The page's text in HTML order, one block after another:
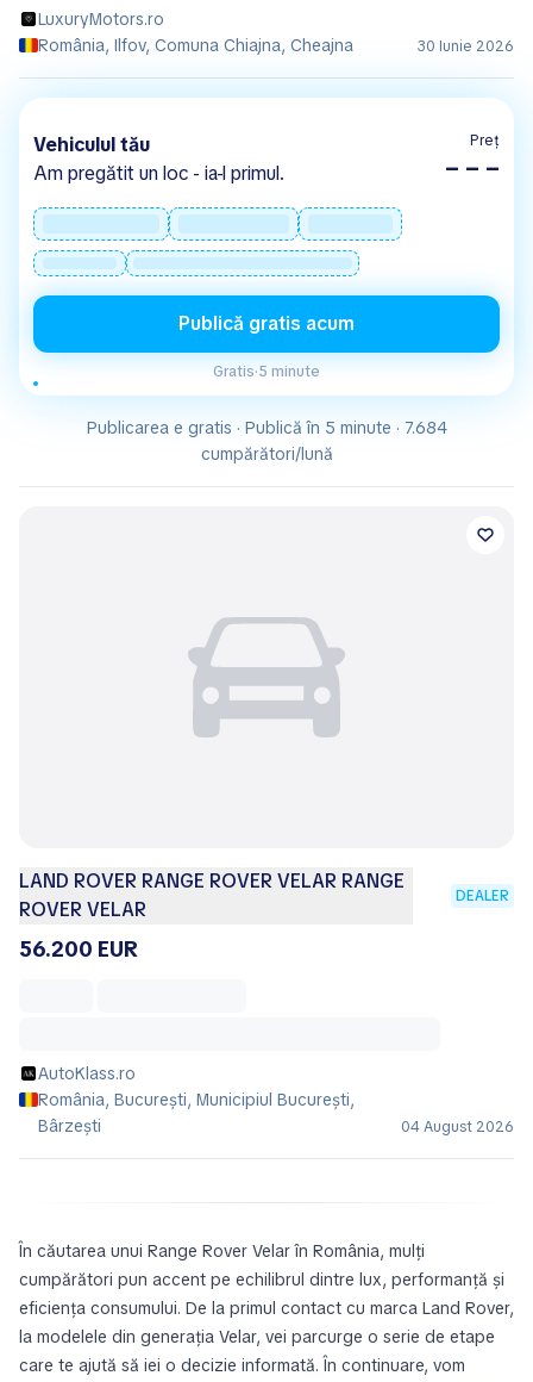
LuxuryMotors.ro
România, Ilfov, Comuna Chiajna, Cheajna
30 Iunie 2026
Vehiculul tău
Am pregătit un loc - ia-l primul.
Preț
– – –
Publică gratis acum
Gratis·5 minute
Publicarea e gratis · Publică în 5 minute · 7.684
cumpărători/lună
LAND ROVER RANGE ROVER VELAR RANGE
ROVER VELAR
DEALER
56.200 EUR
AutoKlass.ro
România, București, Municipiul Bucureşti,
Bârzeşti
04 August 2026
În căutarea unui Range Rover Velar în România, mulți
cumpărători pun accent pe echilibrul dintre lux, performanță și
eficiența consumului. De la primul contact cu marca Land Rover,
la modelele din generația Velar, vei parcurge o serie de etape
care te ajută să iei o decizie informată. În continuare, vom